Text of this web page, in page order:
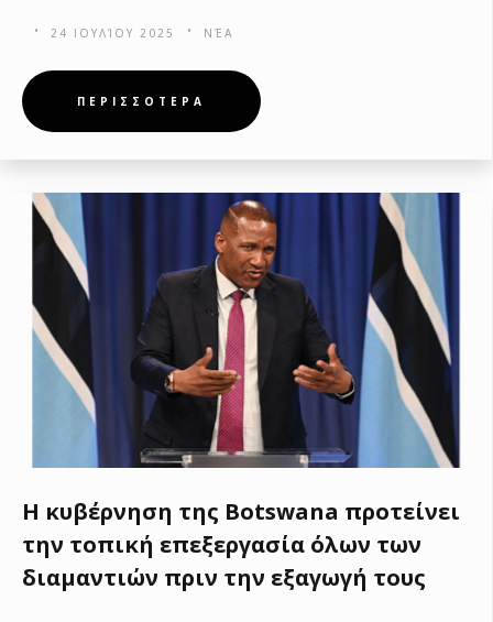
24 ΙΟΥΛΊΟΥ 2025 ΝΈΑ
ΠΕΡΙΣΣΟΤΕΡΑ
Η κυβέρνηση της Botswana προτείνει
την τοπική επεξεργασία όλων των
διαμαντιών πριν την εξαγωγή τους